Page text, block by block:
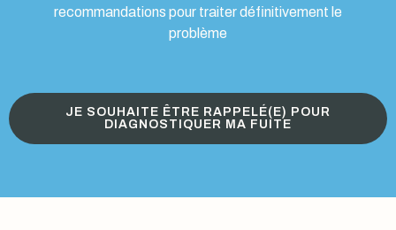
recommandations pour traiter définitivement le
problème
JE SOUHAITE ÊTRE RAPPELÉ(E) POUR
DIAGNOSTIQUER MA FUITE